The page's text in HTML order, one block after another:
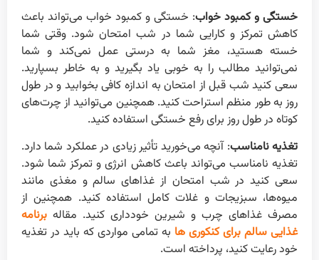
خستگی و کمبود خواب: خستگی و کمبود خواب می‌تواند باعث
کاهش تمرکز و کارایی شما در شب امتحان شود. وقتی شما
خسته هستید، مغز شما به درستی عمل نمی‌کند و شما
نمی‌توانید مطالب را به خوبی یاد بگیرید و به خاطر بسپارید.
سعی کنید شب قبل از امتحان به اندازه کافی بخوابید و در طول
روز به طور منظم استراحت کنید. همچنین می‌توانید از چرت‌های
کوتاه در طول روز برای رفع خستگی استفاده کنید.
تغذیه نامناسب: آنچه می‌خورید تأثیر زیادی در عملکرد شما دارد.
تغذیه نامناسب می‌تواند باعث کاهش انرژی و تمرکز شما شود.
سعی کنید در شب امتحان از غذاهای سالم و مغذی مانند
میوه‌ها، سبزیجات و غلات کامل استفاده کنید. همچنین از
مصرف غذاهای چرب و شیرین خودداری کنید. مقاله برنامه
غذایی سالم برای کنکوری ها به تمامی مواردی که باید در تغذیه
خود رعایت کنید، پرداخته است.